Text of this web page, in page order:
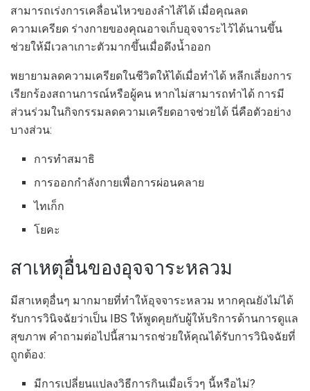
สามารถเร่งการเคลื่อนไหวของลำไส้ได้ เมื่อคุณลด
ความเครียด ร่างกายของคุณอาจเก็บอุจจาระไว้ได้นานขึ้น
ช่วยให้มีเวลาเกาะตัวมากขึ้นเมื่อดึงน้ำออก
พยายามลดความเครียดในชีวิตให้ได้เมื่อทำได้ หลีกเลี่ยงการ
เรียกร้องสถานการณ์หรือผู้คน หากไม่สามารถทำได้ การมี
ส่วนร่วมในกิจกรรมลดความเครียดอาจช่วยได้ นี่คือตัวอย่าง
บางส่วน:
การทำสมาธิ
การออกกำลังกายเพื่อการผ่อนคลาย
ไทเก็ก
โยคะ
สาเหตุอื่นของอุจจาระหลวม
มีสาเหตุอื่นๆ มากมายที่ทำให้อุจจาระหลวม หากคุณยังไม่ได้
รับการวินิจฉัยว่าเป็น IBS ให้พูดคุยกับผู้ให้บริการด้านการดูแล
สุขภาพ คำถามต่อไปนี้สามารถช่วยให้คุณได้รับการวินิจฉัยที่
ถูกต้อง:
มีการเปลี่ยนแปลงวิธีการกินเมื่อเร็วๆ นี้หรือไม่?